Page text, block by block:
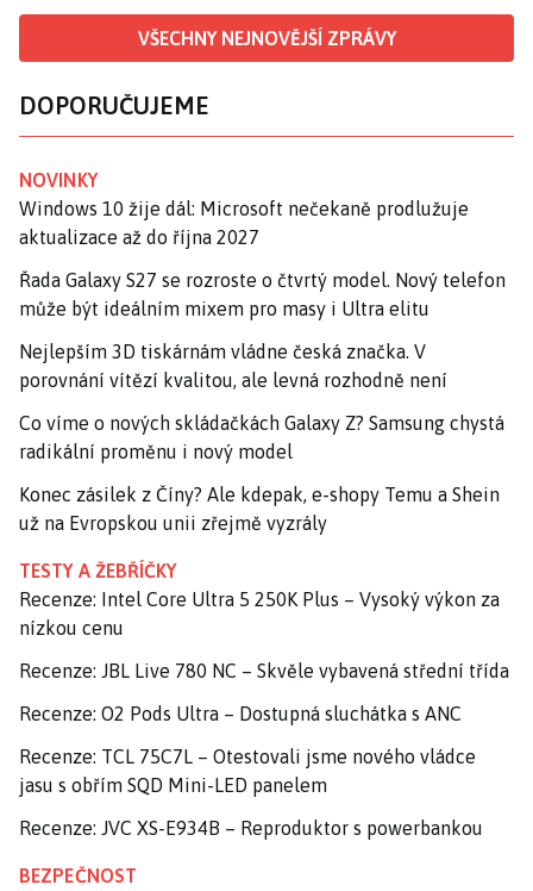
VŠECHNY NEJNOVĚJŠÍ ZPRÁVY
DOPORUČUJEME
NOVINKY
Windows 10 žije dál: Microsoft nečekaně prodlužuje
aktualizace až do října 2027
Řada Galaxy S27 se rozroste o čtvrtý model. Nový telefon
může být ideálním mixem pro masy i Ultra elitu
Nejlepším 3D tiskárnám vládne česká značka. V
porovnání vítězí kvalitou, ale levná rozhodně není
Co víme o nových skládačkách Galaxy Z? Samsung chystá
radikální proměnu i nový model
Konec zásilek z Číny? Ale kdepak, e-shopy Temu a Shein
už na Evropskou unii zřejmě vyzrály
TESTY A ŽEBŘÍČKY
Recenze: Intel Core Ultra 5 250K Plus – Vysoký výkon za
nízkou cenu
Recenze: JBL Live 780 NC – Skvěle vybavená střední třída
Recenze: O2 Pods Ultra – Dostupná sluchátka s ANC
Recenze: TCL 75C7L – Otestovali jsme nového vládce
jasu s obřím SQD Mini-LED panelem
Recenze: JVC XS-E934B – Reproduktor s powerbankou
BEZPEČNOST